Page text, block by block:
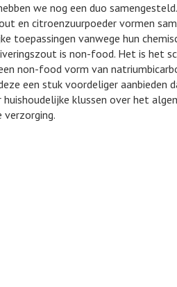
we nog een duo
en citroenzuurpoeder vormen
toepassingen vanwege hun
is non-food. Het is het
non-food vorm van
een stuk voordeliger aanbieden
klussen over het
verzorging.